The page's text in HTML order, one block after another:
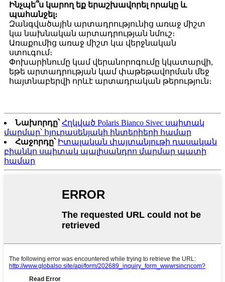
Ինչպե՞ս կարող եք երաշխավորել որակը և
պահանջել։
Զանգվածային արտադրությունից առաջ միշտ
կա նախնական արտադրության նմուշ։
Առաքումից առաջ միշտ կա վերջնական
ստուգում։
Փոխարինումը կամ վերանորոգումը կկատարվի,
եթե արտադրության կամ փաթեթավորման մեջ
հայտնաբերվի որևէ արտադրական թերություն։
Նախորդը՝ Հղկված Polaris Bianco Sivec սպիտակ
մարմար՝ հյուրասենյակի ինտերիերի համար
Հաջորդը՝ Իտալական փայտանյութի դասական
բիանկո սպիտակ պալիսանդրո մարմար պատի
համար